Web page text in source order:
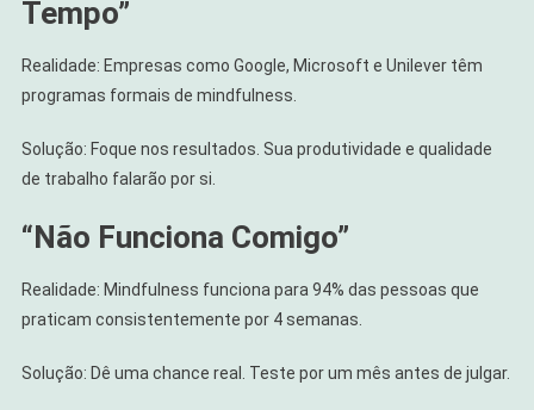
Tempo”
Realidade: Empresas como Google, Microsoft e Unilever têm
programas formais de mindfulness.
Solução: Foque nos resultados. Sua produtividade e qualidade
de trabalho falarão por si.
“Não Funciona Comigo”
Realidade: Mindfulness funciona para 94% das pessoas que
praticam consistentemente por 4 semanas.
Solução: Dê uma chance real. Teste por um mês antes de julgar.